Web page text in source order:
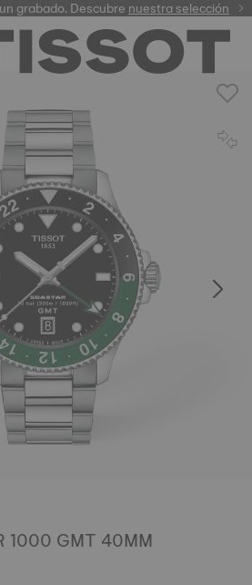
grabado. Descubrenuestra selección
garantía digital
1000 GMT 40MM